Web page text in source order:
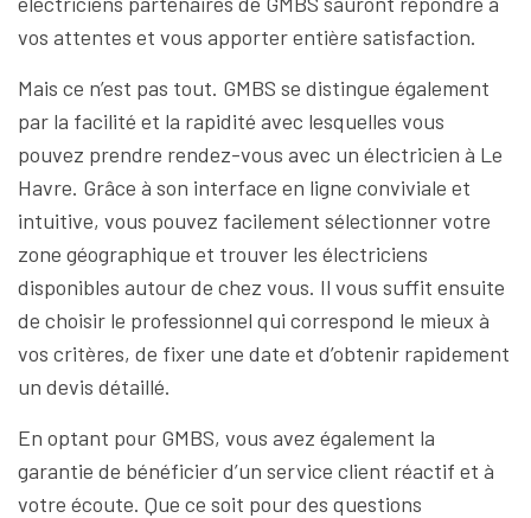
vos attentes et vous apporter entière satisfaction.
Mais ce n’est pas tout. GMBS se distingue également
par la facilité et la rapidité avec lesquelles vous
pouvez prendre rendez-vous avec un électricien à Le
Havre. Grâce à son interface en ligne conviviale et
intuitive, vous pouvez facilement sélectionner votre
zone géographique et trouver les électriciens
disponibles autour de chez vous. Il vous suffit ensuite
de choisir le professionnel qui correspond le mieux à
vos critères, de fixer une date et d’obtenir rapidement
un devis détaillé.
En optant pour GMBS, vous avez également la
garantie de bénéficier d’un service client réactif et à
votre écoute. Que ce soit pour des questions